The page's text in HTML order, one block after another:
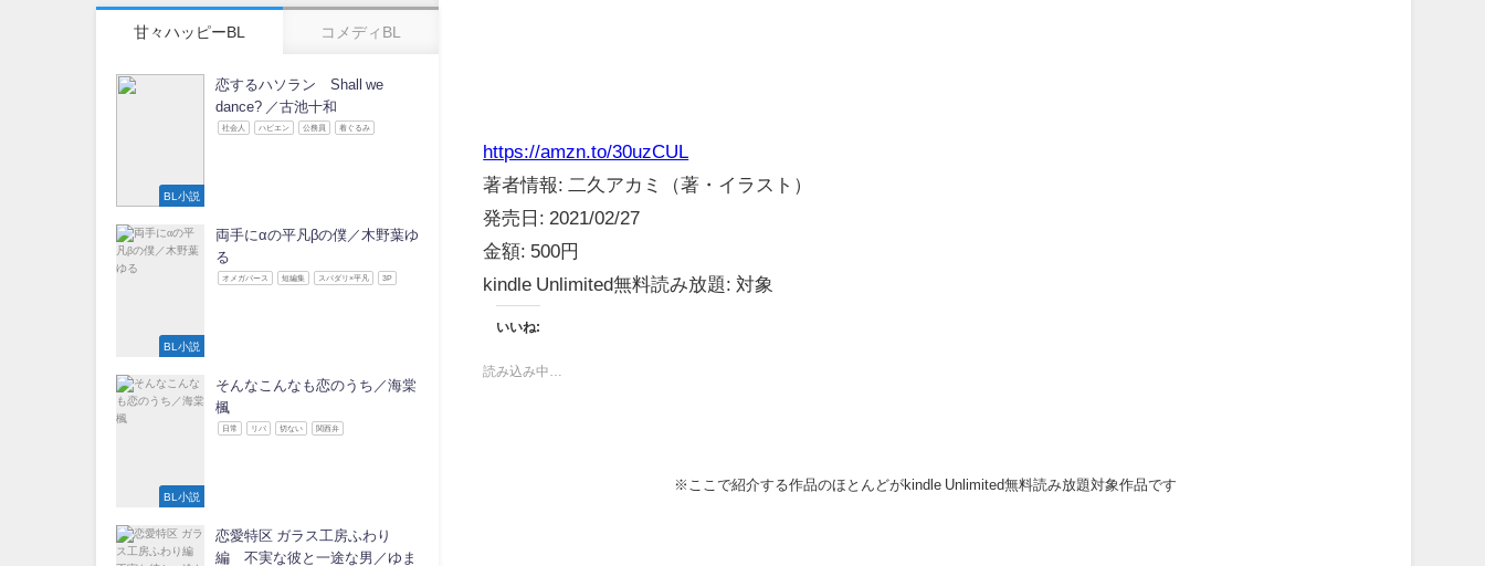
https://amzn.to/30uzCUL
著者情報: 二久アカミ（著・イラスト）
発売日: 2021/02/27
金額: 500円
kindle Unlimited無料読み放題: 対象
いいね:
読み込み中…
※ここで紹介する作品のほとんどがkindle Unlimited無料読み放題対象作品です
甘々ハッピーBL コメディBL
BL小説
恋するハソラン Shall we
dance? ／古池十和
社会人 ハピエン 公務員 着ぐるみ
BL小説
両手にαの平凡βの僕／木野葉ゆ
る
オメガバース 短編集 スパダリ×平凡 3P
BL小説
そんなこんなも恋のうち／海棠
楓
日常 リバ 切ない 関西弁
恋愛特区 ガラス工房ふわり
編 不実な彼と一途な男／ゆま